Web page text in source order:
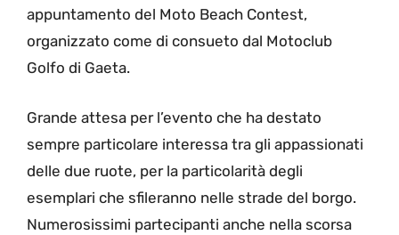
appuntamento del Moto Beach Contest,
organizzato come di consueto dal Motoclub
Golfo di Gaeta.
Grande attesa per l’evento che ha destato
sempre particolare interessa tra gli appassionati
delle due ruote, per la particolarità degli
esemplari che sfileranno nelle strade del borgo.
Numerosissimi partecipanti anche nella scorsa